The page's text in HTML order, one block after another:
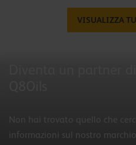
VISUALIZZA
Non hai trovato quello che
informazioni sul nostro